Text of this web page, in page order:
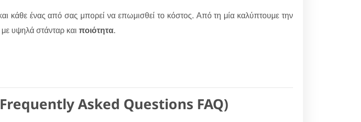
κάθε ένας από σας μπορεί να επωμισθεί το κόστος. Από τη μία καλύπτουμε την
υψηλά στάνταρ και ποιότητα.
Asked Questions FAQ)